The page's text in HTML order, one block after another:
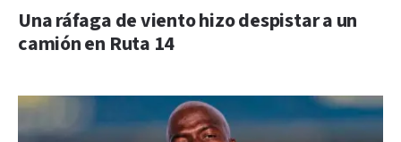
Una ráfaga de viento hizo despistar a un
camión en Ruta 14